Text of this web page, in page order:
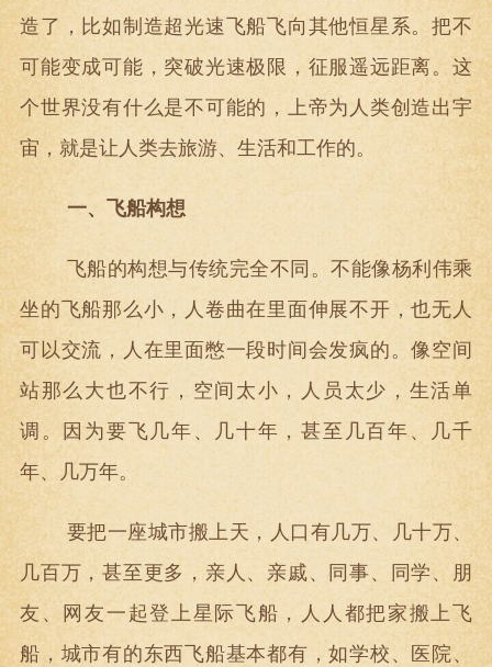
造了，比如制造超光速飞船飞向其他恒星系。把不
可能变成可能，突破光速极限，征服遥远距离。这
个世界没有什么是不可能的，上帝为人类创造出宇
宙，就是让人类去旅游、生活和工作的。
一、飞船构想
飞船的构想与传统完全不同。不能像杨利伟乘
坐的飞船那么小，人卷曲在里面伸展不开，也无人
可以交流，人在里面憋一段时间会发疯的。像空间
站那么大也不行，空间太小，人员太少，生活单
调。因为要飞几年、几十年，甚至几百年、几千
年、几万年。
要把一座城市搬上天，人口有几万、几十万、
几百万，甚至更多，亲人、亲戚、同事、同学、朋
友、网友一起登上星际飞船，人人都把家搬上飞
船，城市有的东西飞船基本都有，如学校、医院、